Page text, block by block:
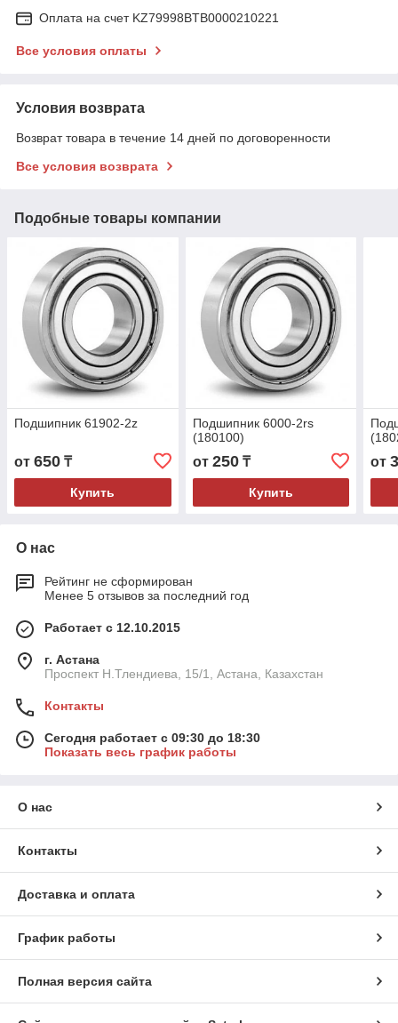
Оплата на счет KZ79998BTB0000210221
Все условия оплаты
Условия возврата
Возврат товара в течение 14 дней по договоренности
Все условия возврата
Подобные товары компании
Подшипник 61902-2z
от 650 ₸
Купить
Подшипник 6000-2rs
(180100)
от 250₸
Купить
от
О нас
Рейтинг не сформирован
Менее 5 отзывов за последний год
Работает с 12.10.2015
г. Астана
Проспект Н.Тлендиева, 15/1, Астана, Казахстан
Контакты
Сегодня работает с 09:30 до 18:30
Показать весь график работы
О нас
Контакты
Доставка и оплата
График работы
Полная версия сайта